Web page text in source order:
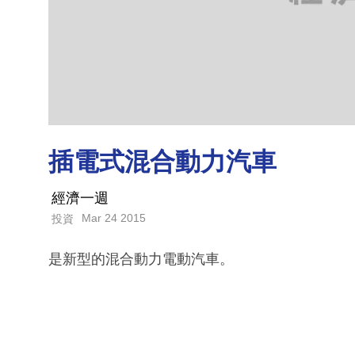
插電式混合動力汽車
經濟一週
投資 Mar 24 2015
是新型的混合動力電動汽車。